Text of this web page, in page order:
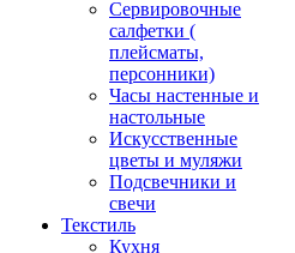
Сервировочные
салфетки (
плейсматы,
персонники)
Часы настенные и
настольные
Искусственные
цветы и муляжи
Подсвечники и
свечи
Текстиль
Кухня